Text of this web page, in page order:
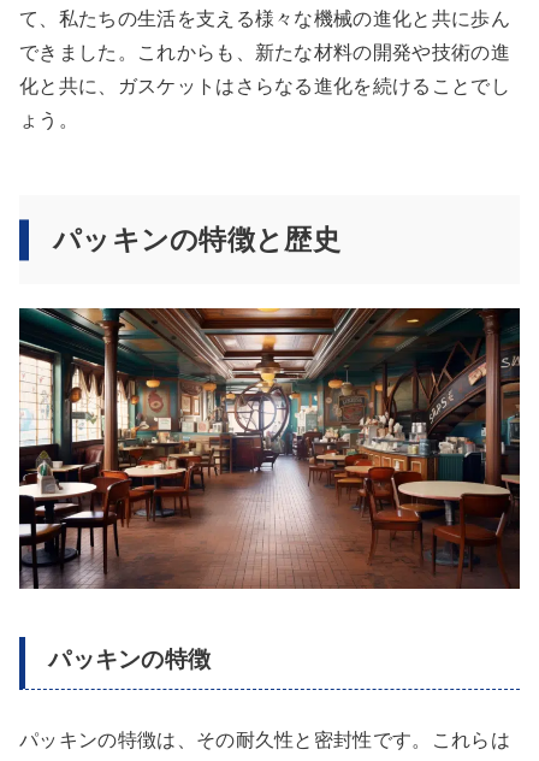
て、私たちの生活を支える様々な機械の進化と共に歩ん
できました。これからも、新たな材料の開発や技術の進
化と共に、ガスケットはさらなる進化を続けることでし
ょう。
パッキンの特徴と歴史
パッキンの特徴
パッキンの特徴は、その耐久性と密封性です。これらは